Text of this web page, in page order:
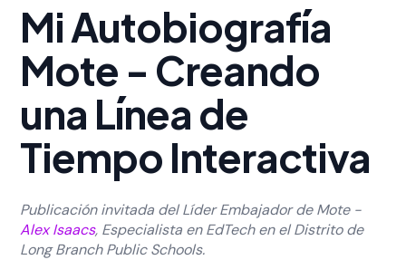
Mi Autobiografía
Mote - Creando
una Línea de
Tiempo Interactiva
Publicación invitada del Líder Embajador de Mote -
Alex Isaacs, Especialista en EdTech en el Distrito de
Long Branch Public Schools.